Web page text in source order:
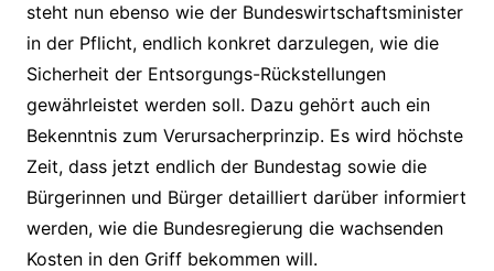
steht nun ebenso wie der Bundeswirtschaftsminister
in der Pflicht, endlich konkret darzulegen, wie die
Sicherheit der Entsorgungs-Rückstellungen
gewährleistet werden soll. Dazu gehört auch ein
Bekenntnis zum Verursacherprinzip. Es wird höchste
Zeit, dass jetzt endlich der Bundestag sowie die
Bürgerinnen und Bürger detailliert darüber informiert
werden, wie die Bundesregierung die wachsenden
Kosten in den Griff bekommen will.